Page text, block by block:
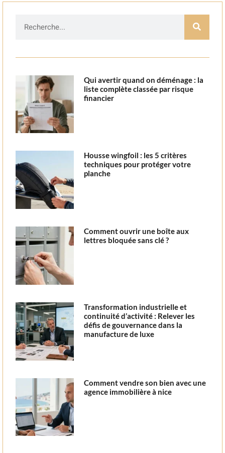
Qui avertir quand on déménage : la
liste complète classée par risque
financier
Housse wingfoil : les 5 critères
techniques pour protéger votre
planche
Comment ouvrir une boîte aux
lettres bloquée sans clé ?
Transformation industrielle et
continuité d’activité : Relever les
défis de gouvernance dans la
manufacture de luxe
Comment vendre son bien avec une
agence immobilière à nice